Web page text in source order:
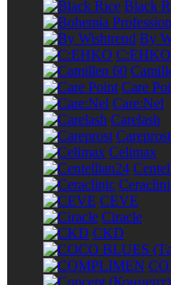
Black
By
C:EHKO
Care
Care:Nel
Carelash
Careprost
Celimax
CEVE
Ciracle
CKD